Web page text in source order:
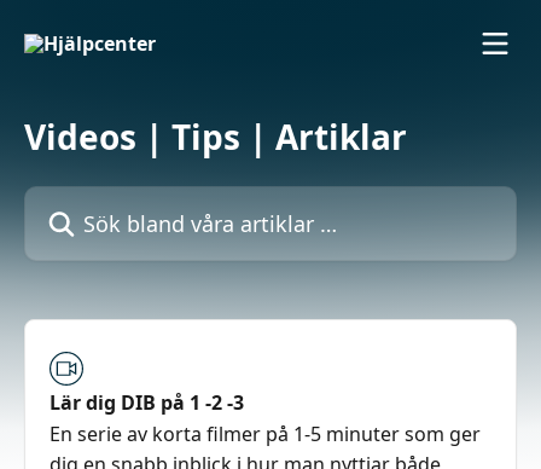
Videos | Tips | Artiklar
Sök bland våra artiklar …
Lär dig DIB på 1 -2 -3
En serie av korta filmer på 1-5 minuter som ger